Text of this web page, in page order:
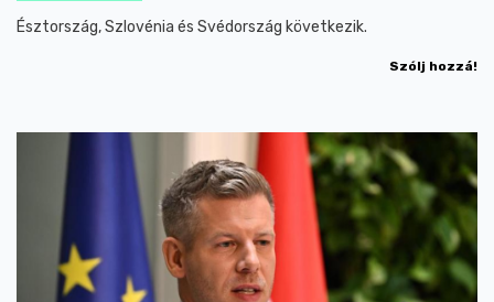
Észtország, Szlovénia és Svédország következik.
Szólj hozzá!